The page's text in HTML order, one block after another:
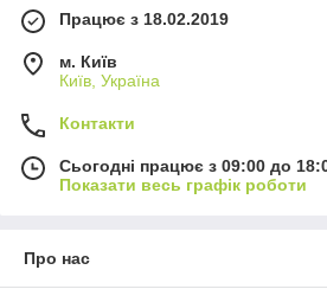
Працює з 18.02.2019
м. Київ
Київ, Україна
Контакти
Сьогодні працює з 09:00 до
Показати весь графік роботи
Про нас